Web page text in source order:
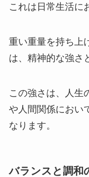
これは日常生活に
重い重量を持ち上
は、精神的な強さ
この強さは、人生
や人間関係におい
なります。
バランスと調和